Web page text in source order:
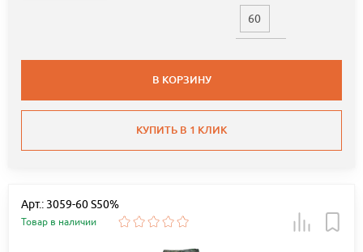
60
В КОРЗИНУ
КУПИТЬ В 1 КЛИК
Арт.: 3059-60 S50%
Товар в наличии